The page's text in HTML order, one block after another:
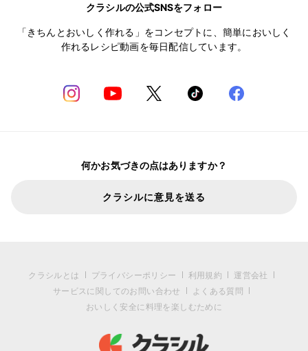
クラシルの公式SNSをフォロー
「きちんとおいしく作れる」をコンセプトに、簡単においしく
作れるレシピ動画を毎日配信しています。
何かお気づきの点はありますか？
クラシルに意見を送る
クラシルとは プライバシーポリシー 利用規約
運営会社
サービスに関してのお問い合わせ
よくある質問
おいしく安全に料理を楽しむために